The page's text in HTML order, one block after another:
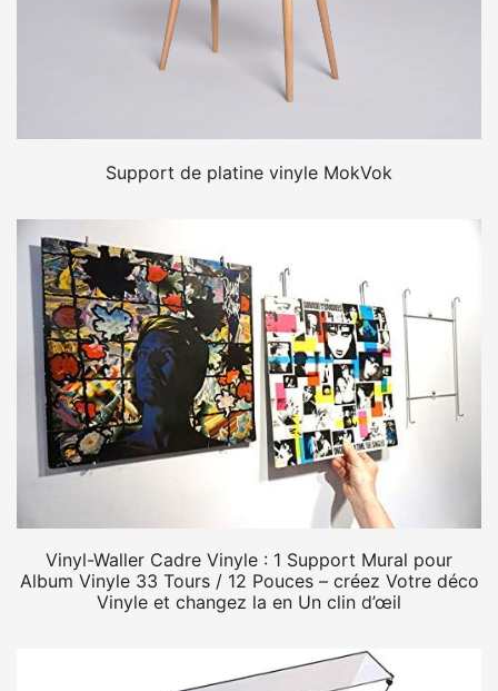
Support de platine vinyle MokVok
Vinyl-Waller Cadre Vinyle : 1 Support Mural pour
Album Vinyle 33 Tours / 12 Pouces – créez Votre déco
Vinyle et changez la en Un clin d’œil